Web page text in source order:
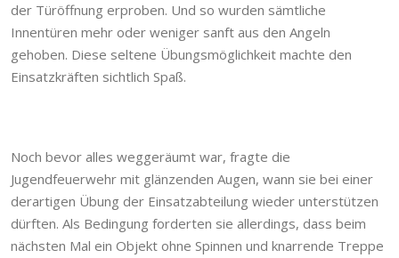
der Türöffnung erproben. Und so wurden sämtliche
Innentüren mehr oder weniger sanft aus den Angeln
gehoben. Diese seltene Übungsmöglichkeit machte den
Einsatzkräften sichtlich Spaß.
Noch bevor alles weggeräumt war, fragte die
Jugendfeuerwehr mit glänzenden Augen, wann sie bei einer
derartigen Übung der Einsatzabteilung wieder unterstützen
dürften. Als Bedingung forderten sie allerdings, dass beim
nächsten Mal ein Objekt ohne Spinnen und knarrende Treppe